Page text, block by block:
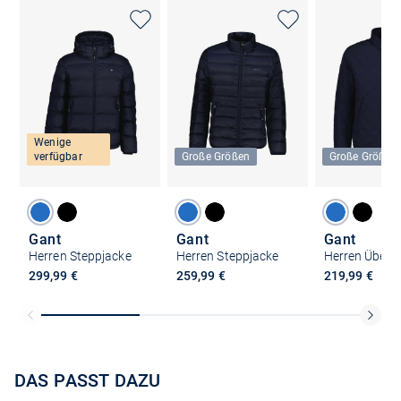
Wenige
verfügbar
Gant
Herren Steppjacke
299,99 €
Große Größen
Gant
Herren Steppjacke
259,99 €
Große Größen
Gant
219,99 €
DAS PASST DAZU